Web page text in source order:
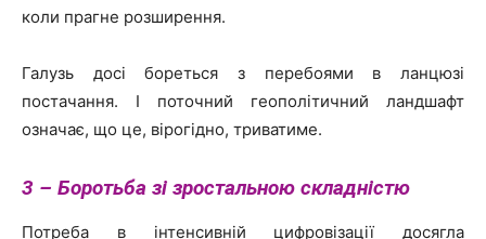
коли прагне розширення.
Галузь досі бореться з перебоями в ланцюзі
постачання. І поточний геополітичний ландшафт
означає, що це, вірогідно, триватиме.
3 – Боротьба зі зростальною складністю
Потреба в інтенсивній цифровізації досягла